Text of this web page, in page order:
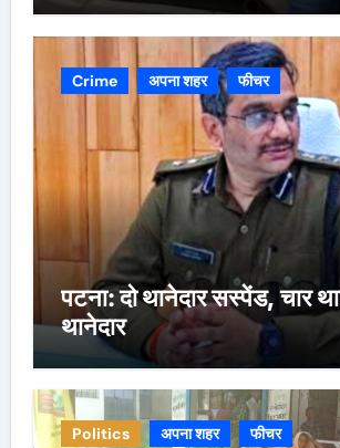
Crime अपना शहर फीचर
पटना: दो थानेदार सस्पेंड, चार
थानेदार
Politics अपना शहर फीचर